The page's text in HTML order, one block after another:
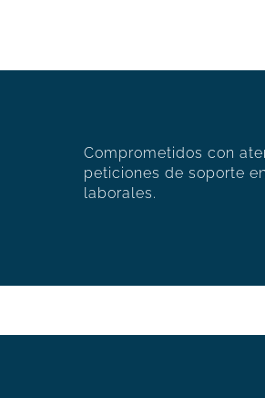
Comprometidos con
peticiones de soporte
laborales.